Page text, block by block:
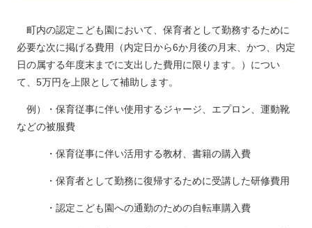
町内の認定こども園において、保育者として勤務するために
必要な次に掲げる費用（内定日から6か月後の月末、かつ、内定
日の属する年度末までに支出した費用に限ります。）につい
て、5万円を上限として補助します。
例）・保育従事に伴い使用するジャージ、エプロン、運動靴
などの被服費
・保育従事に伴い活用する教材、書籍の購入費
・保育者として勤務に復帰するために受講した研修費用
・認定こども園への通勤のための自転車購入費